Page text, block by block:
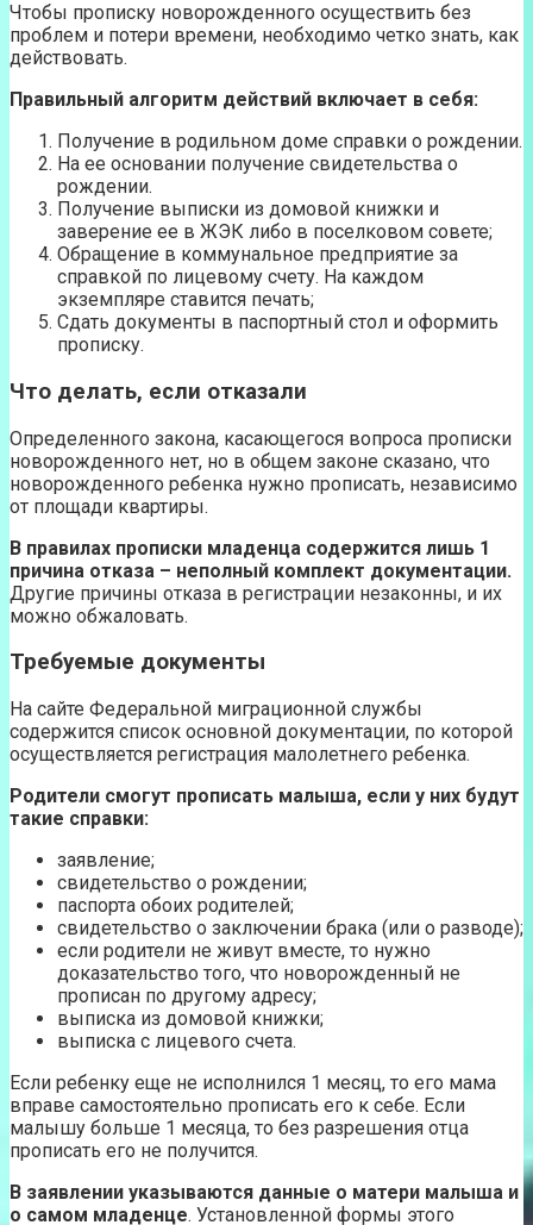
Чтобы прописку новорожденного осуществить без
проблем и потери времени, необходимо четко знать, как
действовать.
Правильный алгоритм действий включает в себя:
Получение в родильном доме справки о рождении.
На ее основании получение свидетельства о
рождении.
Получение выписки из домовой книжки и
заверение ее в ЖЭК либо в поселковом совете;
Обращение в коммунальное предприятие за
справкой по лицевому счету. На каждом
экземпляре ставится печать;
Сдать документы в паспортный стол и оформить
прописку.
Что делать, если отказали
Определенного закона, касающегося вопроса прописки
новорожденного нет, но в общем законе сказано, что
новорожденного ребенка нужно прописать, независимо
от площади квартиры.
В правилах прописки младенца содержится лишь 1
причина отказа – неполный комплект документации.
Другие причины отказа в регистрации незаконны, и их
можно обжаловать.
Требуемые документы
На сайте Федеральной миграционной службы
содержится список основной документации, по которой
осуществляется регистрация малолетнего ребенка.
Родители смогут прописать малыша, если у них будут
такие справки:
заявление;
свидетельство о рождении;
паспорта обоих родителей;
свидетельство о заключении брака (или о разводе);
если родители не живут вместе, то нужно
доказательство того, что новорожденный не
прописан по другому адресу;
выписка из домовой книжки;
выписка с лицевого счета.
Если ребенку еще не исполнился 1 месяц, то его мама
вправе самостоятельно прописать его к себе. Если
малышу больше 1 месяца, то без разрешения отца
прописать его не получится.
В заявлении указываются данные о матери малыша и
о самом младенце. Установленной формы этого